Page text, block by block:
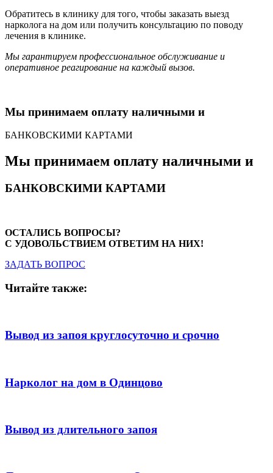
Обратитесь в клинику для того, чтобы заказать выезд
нарколога на дом или получить консультацию по поводу
лечения в клинике.
Мы гарантируем профессиональное обслуживание и
оперативное реагирование на каждый вызов.
Мы принимаем оплату наличными и
БАНКОВСКИМИ КАРТАМИ
Мы принимаем оплату наличными и
БАНКОВСКИМИ КАРТАМИ
ОСТАЛИСЬ ВОПРОСЫ?
С УДОВОЛЬСТВИЕМ ОТВЕТИМ НА НИХ!
ЗАДАТЬ ВОПРОС
Читайте также:
Вывод из запоя круглосуточно и срочно
Нарколог на дом в Одинцово
Вывод из длительного запоя